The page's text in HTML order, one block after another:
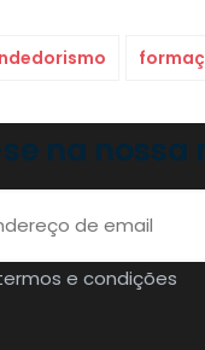
na nossa
e condições